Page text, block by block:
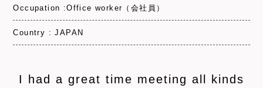
Occupation :Office worker（会社員）
Country : JAPAN
I had a great time meeting all kinds